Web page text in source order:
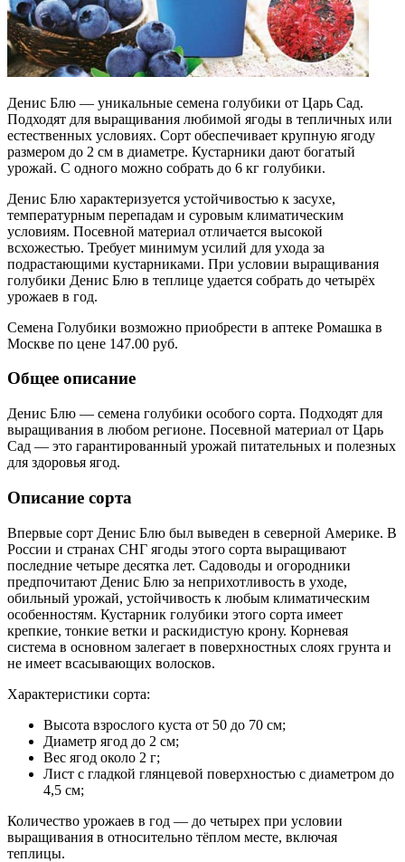
Денис Блю — уникальные семена голубики от Царь Сад.
Подходят для выращивания любимой ягоды в тепличных или
естественных условиях. Сорт обеспечивает крупную ягоду
размером до 2 см в диаметре. Кустарники дают богатый
урожай. С одного можно собрать до 6 кг голубики.
Денис Блю характеризуется устойчивостью к засухе,
температурным перепадам и суровым климатическим
условиям. Посевной материал отличается высокой
всхожестью. Требует минимум усилий для ухода за
подрастающими кустарниками. При условии выращивания
голубики Денис Блю в теплице удается собрать до четырёх
урожаев в год.
Семена Голубики возможно приобрести в аптеке Ромашка в
Москве по цене 147.00 руб.
Общее описание
Денис Блю — семена голубики особого сорта. Подходят для
выращивания в любом регионе. Посевной материал от Царь
Сад — это гарантированный урожай питательных и полезных
для здоровья ягод.
Описание сорта
Впервые сорт Денис Блю был выведен в северной Америке. В
России и странах СНГ ягоды этого сорта выращивают
последние четыре десятка лет. Садоводы и огородники
предпочитают Денис Блю за неприхотливость в уходе,
обильный урожай, устойчивость к любым климатическим
особенностям. Кустарник голубики этого сорта имеет
крепкие, тонкие ветки и раскидистую крону. Корневая
система в основном залегает в поверхностных слоях грунта и
не имеет всасывающих волосков.
Характеристики сорта:
Высота взрослого куста от 50 до 70 см;
Диаметр ягод до 2 см;
Вес ягод около 2 г;
Лист с гладкой глянцевой поверхностью с диаметром до
4,5 см;
Количество урожаев в год — до четырех при условии
выращивания в относительно тёплом месте, включая
теплицы.